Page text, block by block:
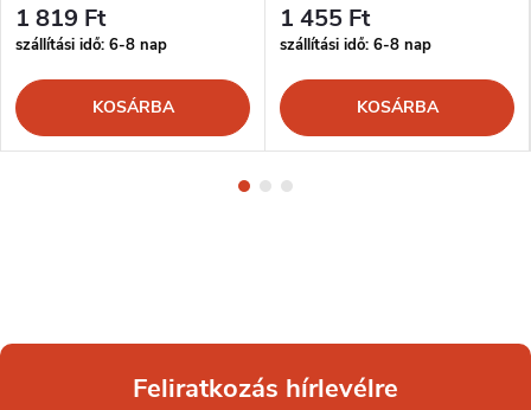
1 819 Ft
szállítási idő: 6-8 nap
KOSÁRBA
1 455 Ft
szállítási idő: 6-8 nap
KOSÁRBA
Feliratkozás hírlevélre